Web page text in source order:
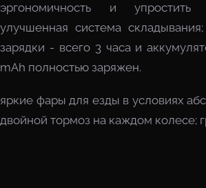
эргономичность и упростить
улучшенная система
зарядки - всего 3 часа и
mAh полностью заряжен.
яркие фары для езды в условиях
двойной тормоз на каждом колесе;